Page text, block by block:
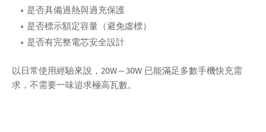
是否具備過熱與過充保護
是否標示額定容量（避免虛標）
是否有完整電芯安全設計
以日常使用經驗來說，20W～30W 已能滿足多數手機快充需
求，不需要一味追求極高瓦數。